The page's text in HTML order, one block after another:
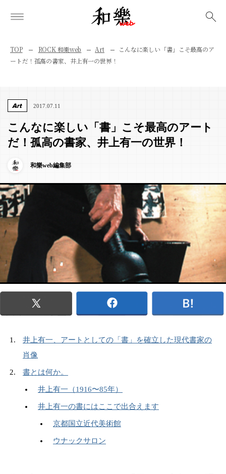
TOP ROCK 和樂web Art
こんなに楽しい「書」こそ最高のア
ートだ！孤高の書家、井上有一の世界！
Art 2017.07.11
こんなに楽しい「書」こそ最高のアート
だ！孤高の書家、井上有一の世界！
和樂web編集部
井上有一、アートとしての「書」を確立した現代書家の
肖像
書とは何か。
井上有一（1916〜85年）
井上有一の書にはここで出合えます
京都国立近代美術館
ウナックサロン